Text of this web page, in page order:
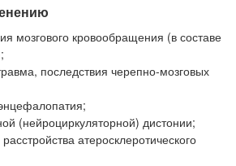
мозгового кровообращения (в составе
последствия черепно-мозговых
(нейроциркуляторной) дистонии;
атеросклеротического